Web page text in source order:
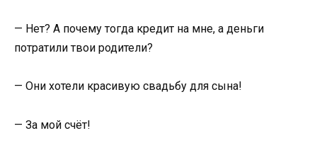
— Нет? А почему тогда кредит на мне, а деньги
потратили твои родители?
— Они хотели красивую свадьбу для сына!
— За мой счёт!